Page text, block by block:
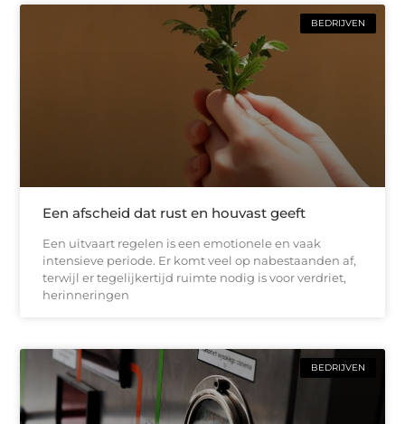
BEDRIJVEN
Een afscheid dat rust en houvast geeft
Een uitvaart regelen is een emotionele en vaak
intensieve periode. Er komt veel op nabestaanden af,
terwijl er tegelijkertijd ruimte nodig is voor verdriet,
herinneringen
BEDRIJVEN